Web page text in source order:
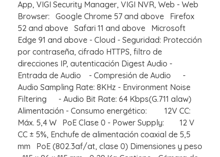
App, VIGI Security Manager, VIGI NVR, Web - Web
Browser: Google Chrome 57 and above Firefox
52 and above Safari 11 and above Microsoft
Edge 91 and above - Cloud - Seguridad: Protección
por contraseña, cifrado HTTPS, filtro de
direcciones IP, autenticación Digest Audio -
Entrada de Audio - Compresión de Audio -
Audio Sampling Rate: 8KHz - Environment Noise
Filtering - Audio Bit Rate: 64 Kbps(G.711 alaw)
Alimentación - Consumo energético: 12V CC:
Máx. 5,4 W PoE Clase 0 - Power Supply: 12 V
CC ± 5%, Enchufe de alimentación coaxial de 5,5
mm PoE (802.3af/at, clase 0) Dimensiones y peso